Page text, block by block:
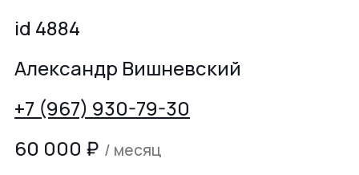
id 4884
Александр Вишневский
+7 (967) 930-79-30
60 000 ₽ / месяц